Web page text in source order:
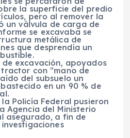
la superficie del predio
pero al remover la
un válvula de carga de
se excavaba se
metálica de
que desprendía un
excavación, apoyados
con “mano de
del subsuelo un
en un 90 % de
Policía Federal pusieron
Agencia del Ministerio
asegurado, a fin de